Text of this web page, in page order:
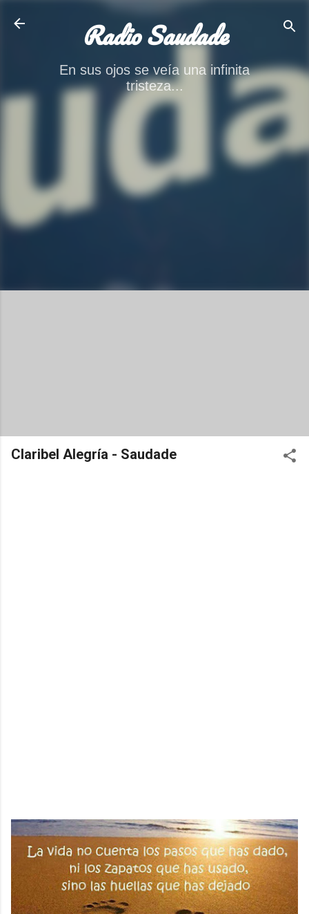
Radio Saudade
En sus ojos se veía una infinita
tristeza...
Claribel Alegría - Saudade